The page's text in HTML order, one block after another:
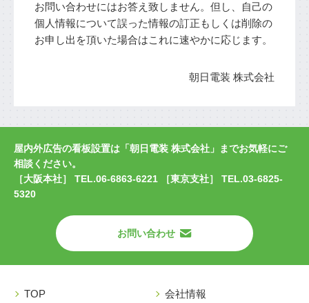
お問い合わせにはお答え致しません。但し、自己の
個人情報について誤った情報の訂正もしくは削除の
お申し出を頂いた場合はこれに速やかに応じます。
朝日電装 株式会社
屋内外広告の看板設置は「朝日電装 株式会社」までお気軽にご
相談ください。
［大阪本社］ TEL.06-6863-6221 ［東京支社］ TEL.03-6825-
5320
お問い合わせ
TOP 会社情報